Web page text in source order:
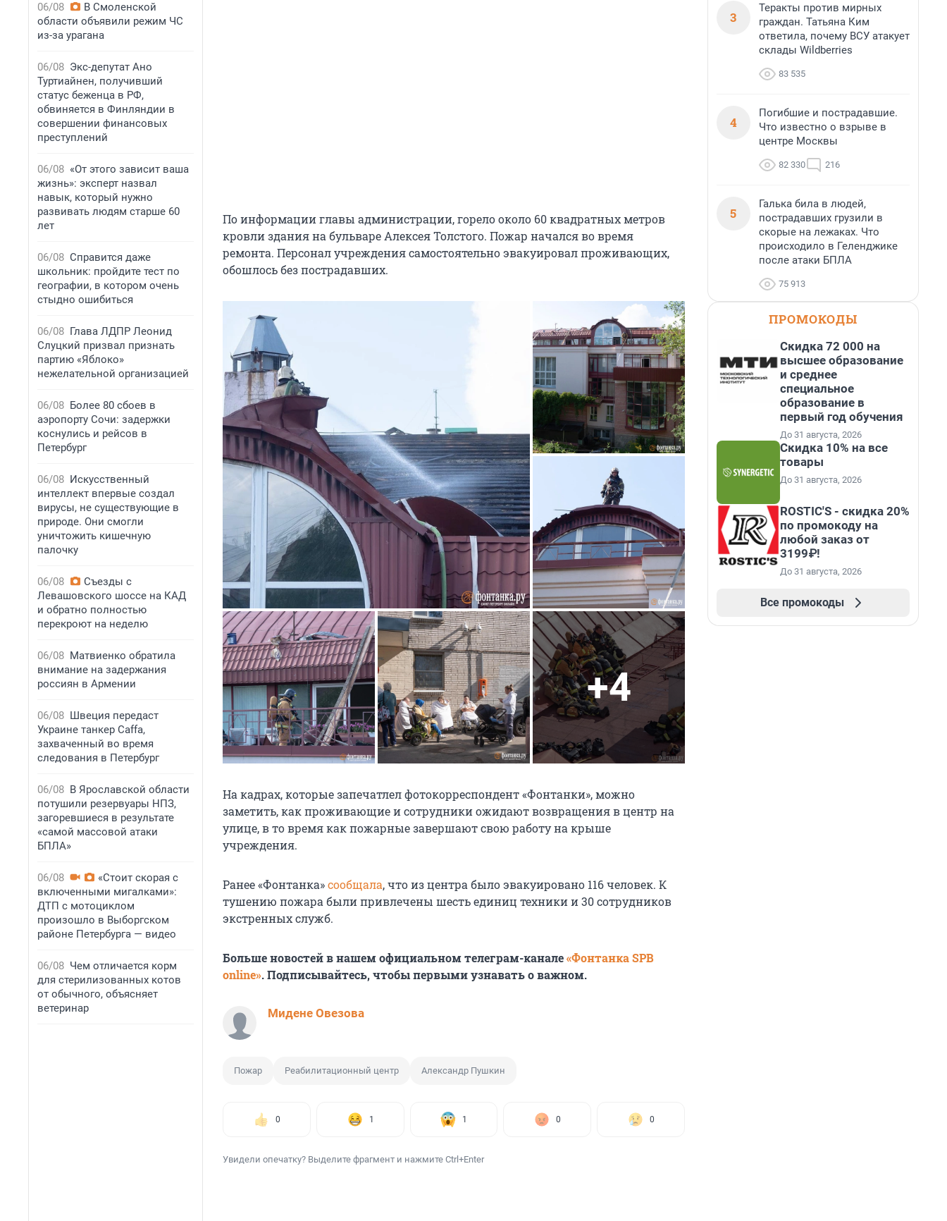
06/08
В Смоленской
области объявили режим ЧС
из-за урагана
06/08 Экс-депутат Ано
Туртиайнен, получивший
статус беженца в РФ,
обвиняется в Финляндии в
совершении финансовых
преступлений
06/08 «От этого зависит ваша
жизнь»: эксперт назвал
навык, который нужно
развивать людям старше 60
лет
06/08 Справится даже
школьник: пройдите тест по
географии, в котором очень
стыдно ошибиться
06/08 Глава ЛДПР Леонид
Слуцкий призвал признать
партию «Яблоко»
нежелательной организацией
06/08 Более 80 сбоев в
аэропорту Сочи: задержки
коснулись и рейсов в
Петербург
06/08 Искусственный
интеллект впервые создал
вирусы, не существующие в
природе. Они смогли
уничтожить кишечную
палочку
06/08
Съезды с
Левашовского шоссе на КАД
и обратно полностью
перекроют на неделю
06/08 Матвиенко обратила
внимание на задержания
россиян в Армении
06/08 Швеция передаст
Украине танкер Caffa,
захваченный во время
следования в Петербург
06/08 В Ярославской области
потушили резервуары НПЗ,
загоревшиеся в результате
«самой массовой атаки
БПЛА»
06/08
«Стоит скорая с
включенными мигалками»:
ДТП с мотоциклом
произошло в Выборгском
районе Петербурга — видео
06/08 Чем отличается корм
для стерилизованных котов
от обычного, объясняет
ветеринар
По информации главы администрации, горело около 60 квадратных метров
кровли здания на бульваре Алексея Толстого. Пожар начался во время
ремонта. Персонал учреждения самостоятельно эвакуировал проживающих,
обошлось без пострадавших.
+4
На кадрах, которые запечатлел фотокорреспондент «Фонтанки», можно
заметить, как проживающие и сотрудники ожидают возвращения в центр на
улице, в то время как пожарные завершают свою работу на крыше
учреждения.
Ранее «Фонтанка»сообщала, что из центра было эвакуировано 116 человек. К
тушению пожара были привлечены шесть единиц техники и 30 сотрудников
экстренных служб.
Больше новостей в нашем официальном телеграм-канале«Фонтанка SPB
online». Подписывайтесь, чтобы первыми узнавать о важном.
Мидене Овезова
Пожар Реабилитационный центр Александр Пушкин
0 1 1 0 0
Увидели опечатку? Выделите фрагмент и нажмите Ctrl+Enter
3
Теракты против мирных
граждан. Татьяна Ким
ответила, почему ВСУ атакует
склады Wildberries
83 535
4
Погибшие и пострадавшие.
Что известно о взрыве в
центре Москвы
82 330 216
5
Галька била в людей,
пострадавших грузили в
скорые на лежаках. Что
происходило в Геленджике
после атаки БПЛА
75 913
ПРОМОКОДЫ
Скидка 72 000 на
высшее образование
и среднее
специальное
образование в
первый год обучения
До 31 августа, 2026
Скидка 10% на все
товары
До 31 августа, 2026
ROSTIC'S - скидка 20%
по промокоду на
любой заказ от
3199₽!
До 31 августа, 2026
Все промокоды